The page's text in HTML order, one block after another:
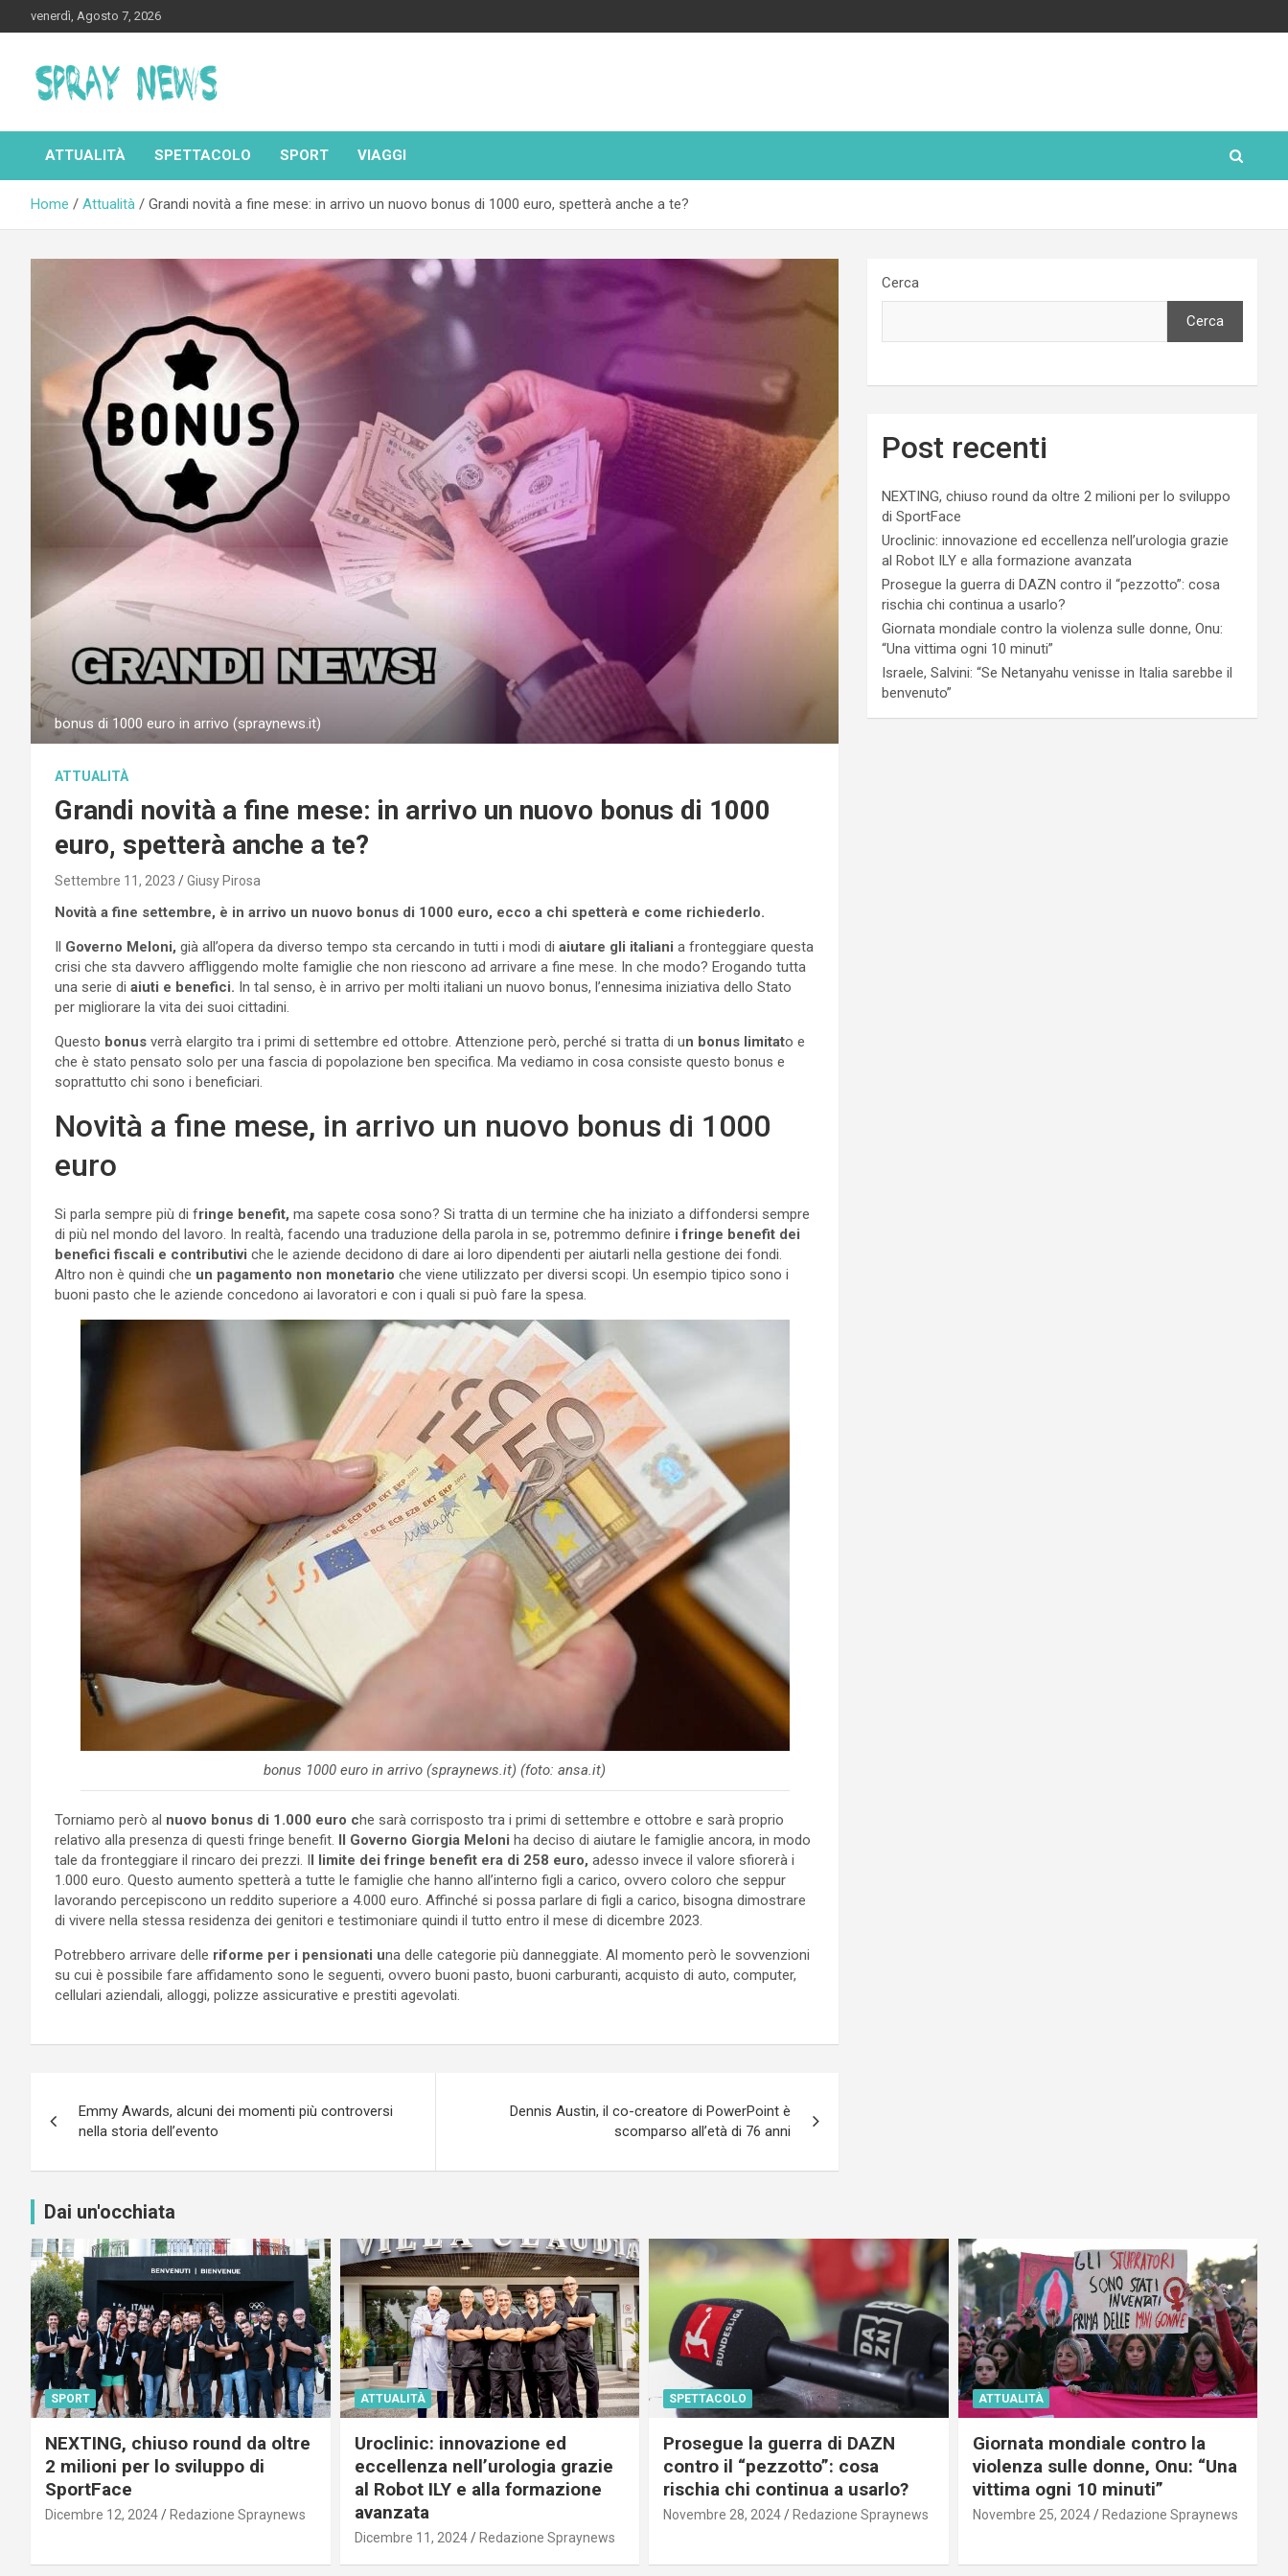
to
venerdì, Agosto 7, 2026
Spraynews.it
ATTUALITÀ SPETTACOLO SPORT VIAGGI
Home Attualità Grandi novità a fine mese: in arrivo un nuovo bonus di 1000 euro, spetterà anche a te?
bonus di 1000 euro in arrivo (spraynews.it)
ATTUALITÀ
Grandi novità a fine mese: in arrivo un nuovo bonus di 1000
euro, spetterà anche a te?
Settembre 11, 2023 Giusy Pirosa
Novità a fine settembre, è in arrivo un nuovo bonus di 1000 euro, ecco a chi spetterà e come richiederlo.
Il Governo Meloni, già all’opera da diverso tempo sta cercando in tutti i modi di aiutare gli italiani a fronteggiare questa
crisi che sta davvero affliggendo molte famiglie che non riescono ad arrivare a fine mese. In che modo? Erogando tutta
una serie di aiuti e benefici. In tal senso, è in arrivo per molti italiani un nuovo bonus, l’ennesima iniziativa dello Stato
per migliorare la vita dei suoi cittadini.
Questo bonus verrà elargito tra i primi di settembre ed ottobre. Attenzione però, perché si tratta di un bonus limitato e
che è stato pensato solo per una fascia di popolazione ben specifica. Ma vediamo in cosa consiste questo bonus e
soprattutto chi sono i beneficiari.
Novità a fine mese, in arrivo un nuovo bonus di 1000
euro
Si parla sempre più di fringe benefit, ma sapete cosa sono? Si tratta di un termine che ha iniziato a diffondersi sempre
di più nel mondo del lavoro. In realtà, facendo una traduzione della parola in se, potremmo definire i fringe benefit dei
benefici fiscali e contributivi che le aziende decidono di dare ai loro dipendenti per aiutarli nella gestione dei fondi.
Altro non è quindi che un pagamento non monetario che viene utilizzato per diversi scopi. Un esempio tipico sono i
buoni pasto che le aziende concedono ai lavoratori e con i quali si può fare la spesa.
bonus 1000 euro in arrivo (spraynews.it) (foto: ansa.it)
Torniamo però al nuovo bonus di 1.000 euro che sarà corrisposto tra i primi di settembre e ottobre e sarà proprio
relativo alla presenza di questi fringe benefit. Il Governo Giorgia Meloni ha deciso di aiutare le famiglie ancora, in modo
tale da fronteggiare il rincaro dei prezzi. Il limite dei fringe benefit era di 258 euro, adesso invece il valore sfiorerà i
1.000 euro. Questo aumento spetterà a tutte le famiglie che hanno all’interno figli a carico, ovvero coloro che seppur
lavorando percepiscono un reddito superiore a 4.000 euro. Affinché si possa parlare di figli a carico, bisogna dimostrare
di vivere nella stessa residenza dei genitori e testimoniare quindi il tutto entro il mese di dicembre 2023.
Potrebbero arrivare delle riforme per i pensionati una delle categorie più danneggiate. Al momento però le sovvenzioni
su cui è possibile fare affidamento sono le seguenti, ovvero buoni pasto, buoni carburanti, acquisto di auto, computer,
cellulari aziendali, alloggi, polizze assicurative e prestiti agevolati.
articoli
Emmy Awards, alcuni dei momenti più controversi
nella storia dell’evento
Dennis Austin, il co-creatore di PowerPoint è
scomparso all’età di 76 anni
Cerca
Cerca
Post recenti
NEXTING, chiuso round da oltre 2 milioni per lo sviluppo
di SportFace
Uroclinic: innovazione ed eccellenza nell’urologia grazie
al Robot ILY e alla formazione avanzata
Prosegue la guerra di DAZN contro il “pezzotto”: cosa
rischia chi continua a usarlo?
Giornata mondiale contro la violenza sulle donne, Onu:
“Una vittima ogni 10 minuti”
Israele, Salvini: “Se Netanyahu venisse in Italia sarebbe il
benvenuto”
Dai un'occhiata
SPORT
NEXTING, chiuso round da oltre
2 milioni per lo sviluppo di
SportFace
Dicembre 12, 2024 Redazione Spraynews
ATTUALITÀ
Uroclinic: innovazione ed
eccellenza nell’urologia grazie
al Robot ILY e alla formazione
avanzata
Dicembre 11, 2024 Redazione Spraynews
SPETTACOLO
Prosegue la guerra di DAZN
contro il “pezzotto”: cosa
rischia chi continua a usarlo?
Novembre 28, 2024 Redazione Spraynews
ATTUALITÀ
Giornata mondiale contro la
violenza sulle donne, Onu: “Una
vittima ogni 10 minuti”
Novembre 25, 2024 Redazione Spraynews